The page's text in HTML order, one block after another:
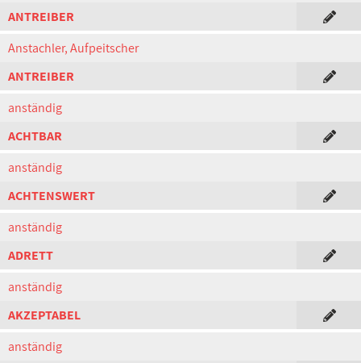
ANTREIBER
Anstachler, Aufpeitscher
ANTREIBER
anständig
ACHTBAR
anständig
ACHTENSWERT
anständig
ADRETT
anständig
AKZEPTABEL
anständig